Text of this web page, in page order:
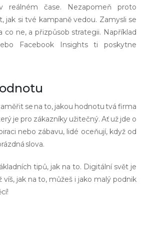
reálném čase. Nezapomeň proto
jak si tvé kampaně vedou. Zamysli se
co ne, a přizpůsob strategii. Například
Facebook Insights ti poskytne
se na to, jakou hodnotu tvá firma
je pro zákazníky užitečný. Ať už jde o
nebo zábavu, lidé oceňují, když od
slova.
tipů, jak na to. Digitální svět je
víš, jak na to, můžeš i jako malý podnik